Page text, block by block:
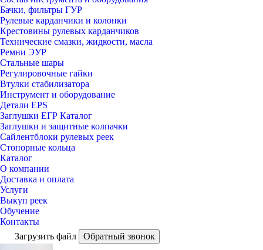
Бачки, фильтры ГУР
Рулевые карданчики и колонки
Крестовины рулевых карданчиков
Технические смазки, жидкости, масла
Ремни ЭУР
Стальные шары
Регулировочные гайки
Втулки стабилизатора
Инструмент и оборудование
Детали EPS
Заглушки ЕГР Каталог
Заглушки и защитные колпачки
Сайлентблоки рулевых реек
Стопорные кольца
Каталог
О компании
Доставка и оплата
Услуги
Выкуп реек
Обучение
Контакты
Загрузить файл
Обратный звонок